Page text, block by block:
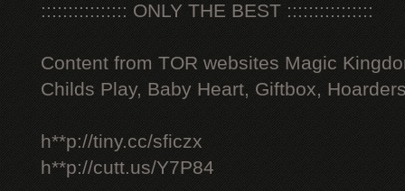
:::::::::::::::: ONLY THE BEST ::::::::::::::::
Content from TOR websites Magic
Childs Play, Baby Heart, Giftbox,
h**p://tiny.cc/sficzx
h**p://cutt.us/Y7P84